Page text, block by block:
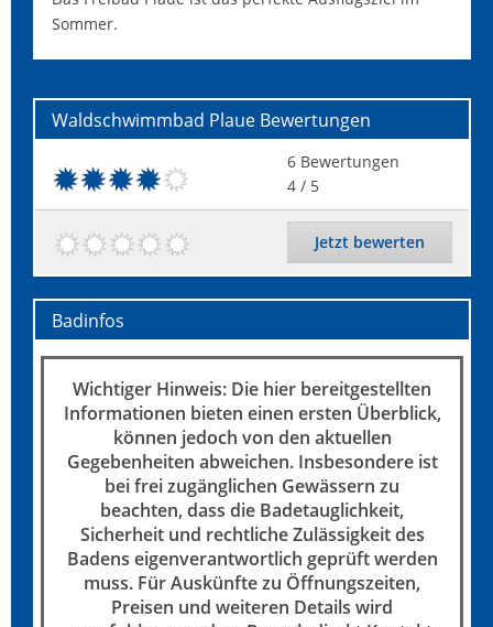
Sommer.
Waldschwimmbad Plaue Bewertungen
6 Bewertungen
4 / 5
Jetzt bewerten
Badinfos
Wichtiger Hinweis: Die hier bereitgestellten
Informationen bieten einen ersten Überblick,
können jedoch von den aktuellen
Gegebenheiten abweichen. Insbesondere ist
bei frei zugänglichen Gewässern zu
beachten, dass die Badetauglichkeit,
Sicherheit und rechtliche Zulässigkeit des
Badens eigenverantwortlich geprüft werden
muss. Für Auskünfte zu Öffnungszeiten,
Preisen und weiteren Details wird